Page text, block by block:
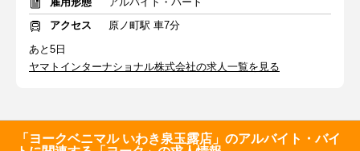
アクセス
原ノ町駅 車7分
あと5日
ヤマトインターナショナル株式会社の求人一覧を見る
「ヨークベニマル いわき泉玉露店」のアルバイト・バイ